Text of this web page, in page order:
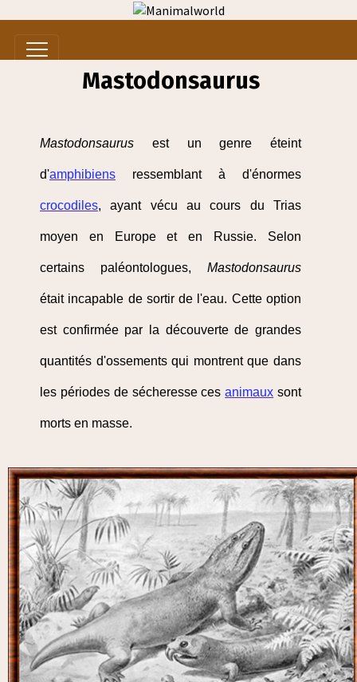
Mastodonsaurus
Mastodonsaurus est un genre éteint
d'amphibiens ressemblant à d'énormes
crocodiles, ayant vécu au cours du Trias
moyen en Europe et en Russie. Selon
certains paléontologues, Mastodonsaurus
était incapable de sortir de l'eau. Cette option
est confirmée par la découverte de grandes
quantités d'ossements qui montrent que dans
les périodes de sécheresse cesanimaux sont
morts en masse.